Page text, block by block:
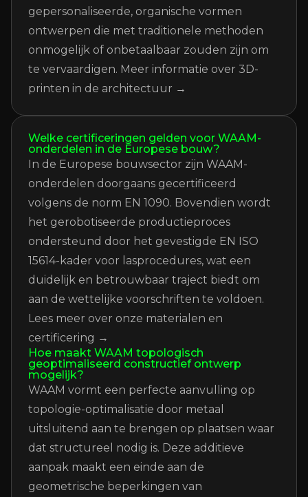
gepersonaliseerde, organische vormen
ontwerpen die met traditionele methoden
onmogelijk of onbetaalbaar zouden zijn om
te vervaardigen. Meer informatie over 3D-
printen in de architectuur →
Welke certificeringen gelden voor WAAM-
onderdelen in de Europese bouw?
In de Europese bouwsector zijn WAAM-
onderdelen doorgaans gecertificeerd
volgens de norm EN 1090. Bovendien wordt
het gerobotiseerde productieproces
ondersteund door het gevestigde EN ISO
15614-kader voor lasprocedures, wat een
duidelijk en betrouwbaar traject biedt om
aan de wettelijke voorschriften te voldoen.
Lees meer over onze materialen en
certificering →
Hoe maakt WAAM topologisch
geoptimaliseerd constructief ontwerp
mogelijk?
WAAM vormt een perfecte aanvulling op
topologie-optimalisatie door metaal
uitsluitend aan te brengen op plaatsen waar
dat structureel nodig is. Deze additieve
aanpak maakt een einde aan de
geometrische beperkingen van